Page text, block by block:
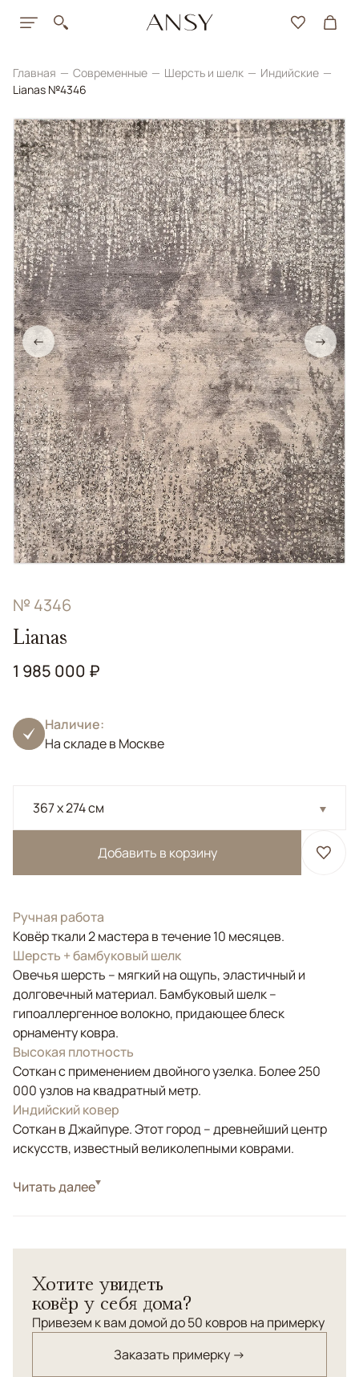
Главная Современные Шерсть и шелк
Индийские
Lianas №4346
← →
№ 4346
Lianas
1 985 000 ₽
Наличие:
На складе в Москве
367 x 274 см
Добавить в корзину
Ручная работа
Ковёр ткали 2 мастера в течение 10 месяцев.
Шерсть + бамбуковый шелк
Овечья шерсть – мягкий на ощупь, эластичный и
долговечный материал. Бамбуковый шелк –
гипоаллергенное волокно, придающее блеск
орнаменту ковра.
Высокая плотность
Соткан с применением двойного узелка. Более 250
000 узлов на квадратный метр.
Индийский ковер
Соткан в Джайпуре. Этот город – древнейший центр
искусств, известный великолепными коврами.
СтильСовременные
Читать далее
Хотите увидеть
ковёр у себя дома?
Привезем к вам домой до 50 ковров на примерку
Заказать примерку →